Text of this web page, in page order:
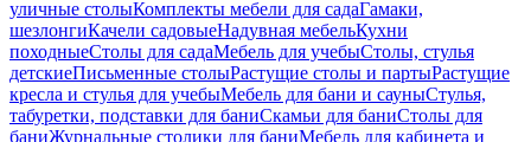
уличные столыКомплекты мебели для садаГамаки,
шезлонгиКачели садовыеНадувная мебельКухни
походныеСтолы для садаМебель для учебыСтолы, стулья
детскиеПисьменные столыРастущие столы и партыРастущие
кресла и стулья для учебыМебель для бани и сауныСтулья,
табуретки, подставки для баниСкамьи для баниСтолы для
баниЖурнальные столики для баниМебель для кабинета и